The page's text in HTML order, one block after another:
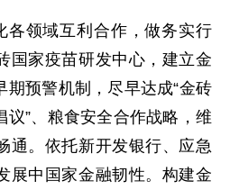
各领域互利合作，做务实行
国家疫苗研发中心，建立金
期预警机制，尽早达成“金砖
议”、粮食安全合作战略，维
通。依托新开发银行、应急
展中国家金融韧性。构建金